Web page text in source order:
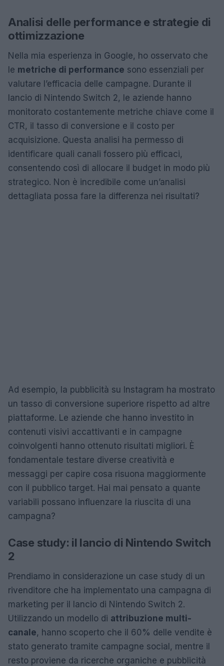
Analisi delle performance e strategie di
ottimizzazione
Nella mia esperienza in Google, ho osservato che
le metriche di performance sono essenziali per
valutare l’efficacia delle campagne. Durante il
lancio di Nintendo Switch 2, le aziende hanno
monitorato costantemente metriche chiave come il
CTR, il tasso di conversione e il costo per
acquisizione. Questa analisi ha permesso di
identificare quali canali fossero più efficaci,
consentendo così di allocare il budget in modo più
strategico. Non è incredibile come un’analisi
dettagliata possa fare la differenza nei risultati?
Ad esempio, la pubblicità su Instagram ha mostrato
un tasso di conversione superiore rispetto ad altre
piattaforme. Le aziende che hanno investito in
contenuti visivi accattivanti e in campagne
coinvolgenti hanno ottenuto risultati migliori. È
fondamentale testare diverse creatività e
messaggi per capire cosa risuona maggiormente
con il pubblico target. Hai mai pensato a quante
variabili possano influenzare la riuscita di una
campagna?
Case study: il lancio di Nintendo Switch
2
Prendiamo in considerazione un case study di un
rivenditore che ha implementato una campagna di
marketing per il lancio di Nintendo Switch 2.
Utilizzando un modello di attribuzione multi-
canale, hanno scoperto che il 60% delle vendite è
stato generato tramite campagne social, mentre il
resto proviene da ricerche organiche e pubblicità